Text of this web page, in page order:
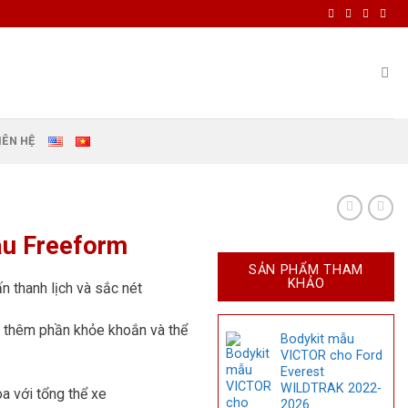
HỆ
Freeform
thanh lịch và sắc nét
phần khỏe khoắn và thể
với tổng thể xe
SẢN PHẨM THAM
KHẢO
Bodykit mẫu
VICTOR cho Ford
Everest
WILDTRAK 2022-